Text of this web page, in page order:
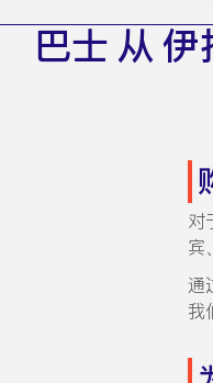
巴士 从
对
宾
通
我